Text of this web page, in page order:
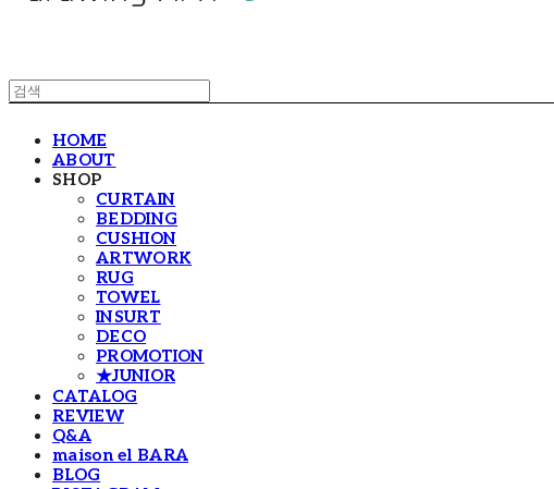
HOME
ABOUT
SHOP
CURTAIN
BEDDING
CUSHION
ARTWORK
RUG
TOWEL
INSURT
DECO
PROMOTION
★JUNIOR
CATALOG
REVIEW
Q&A
maison el BARA
BLOG